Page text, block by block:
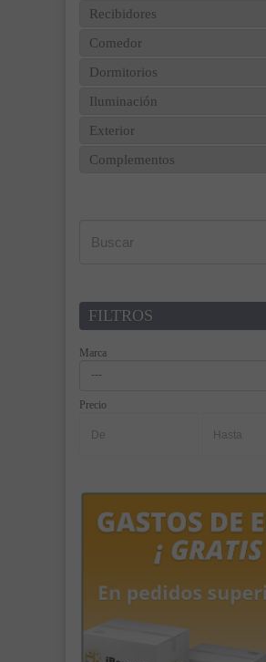
Recibidores
Comedor
Dormitorios
Iluminación
Exterior
Complementos
FILTROS
Marca
---
Precio